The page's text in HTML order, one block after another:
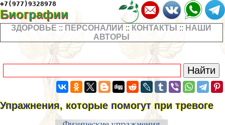
+7(977)9328978
Биографии
ЗДОРОВЬЕ :: ПЕРСОНАЛИИ :: КОНТАКТЫ :: НАШИ
АВТОРЫ
Упражнения, которые помогут при тревоге